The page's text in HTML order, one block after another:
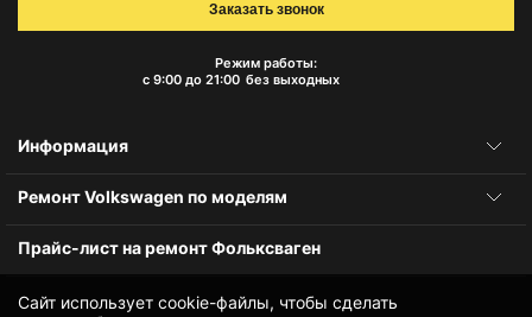
Сайт использует cookie-файлы, чтобы сделать
Режим работы:
с 9:00 до 21:00 без выходных
Заказать звонок
Информация
Ремонт Volkswagen по моделям
Прайс-лист на ремонт Фольксваген